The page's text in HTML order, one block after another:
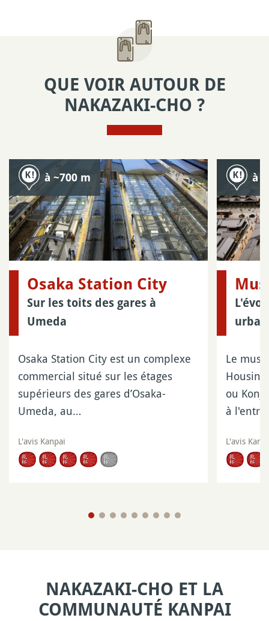
QUE VOIR AUTOUR DE
NAKAZAKI-CHO ?
à ~700 m
Osaka Station City
Sur les toits des gares à
Umeda
Osaka Station City est un complexe
commercial situé sur les étages
supérieurs des gares d’Osaka-
Umeda, au…
L'avis Kanpai
à
Le
ou
à
L'avis
NAKAZAKI-CHO ET LA
COMMUNAUTÉ KANPAI